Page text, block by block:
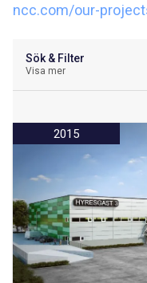
ncc.com/our-
Sök & Filter
Visa mer
2015